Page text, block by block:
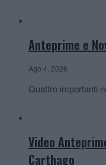
Anteprime e
Ago 4, 2026
Quattro importanti
Video
Carthago